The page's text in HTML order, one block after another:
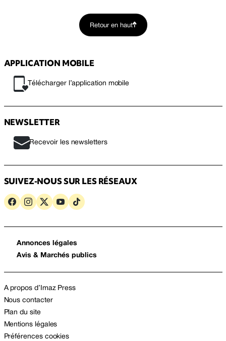
Retour en haut
APPLICATION MOBILE
Télécharger l’application mobile
NEWSLETTER
Recevoir les newsletters
SUIVEZ-NOUS SUR LES RÉSEAUX
Annonces légales
Avis & Marchés publics
A propos d’Imaz Press
Nous contacter
Plan du site
Mentions légales
Préférences cookies